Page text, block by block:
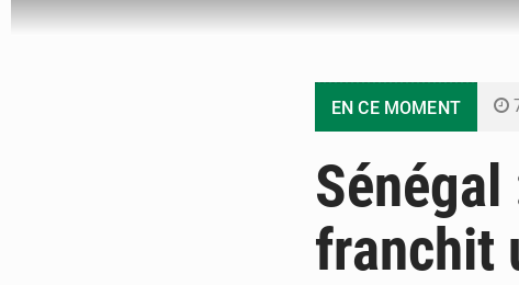
EN CE MOMENT
franchit